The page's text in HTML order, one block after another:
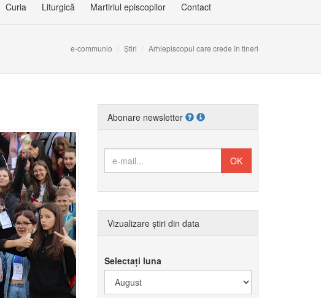
Curia Liturgică Martiriul episcopilor Contact
e-communio Știri Arhiepiscopul care crede în tineri
Abonare newsletter
Vizualizare știri din data
Selectați luna